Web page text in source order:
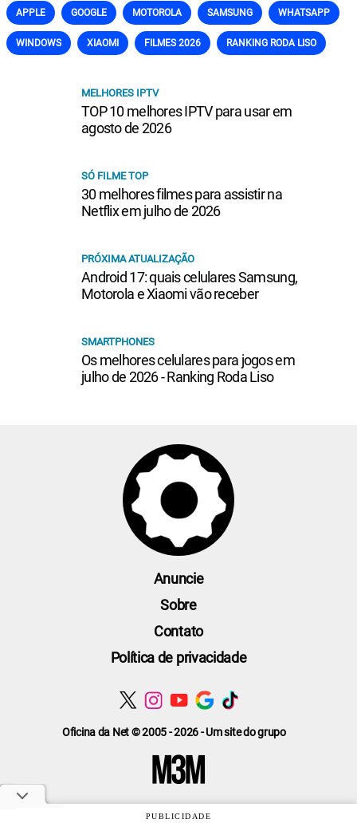
APPLE GOOGLE MOTOROLA SAMSUNG WHATSAPP
WINDOWS XIAOMI FILMES 2026 RANKING RODA LISO
MELHORES IPTV
TOP 10 melhores IPTV para usar em
agosto de 2026
SÓ FILME TOP
30 melhores filmes para assistir na
Netflix em julho de 2026
PRÓXIMA ATUALIZAÇÃO
Android 17: quais celulares Samsung,
Motorola e Xiaomi vão receber
SMARTPHONES
Os melhores celulares para jogos em
julho de 2026 - Ranking Roda Liso
Oficina da Net © 2005 - 2026 - Um site do grupo
Anuncie
Sobre
Contato
Política de privacidade
PUBLICIDADE